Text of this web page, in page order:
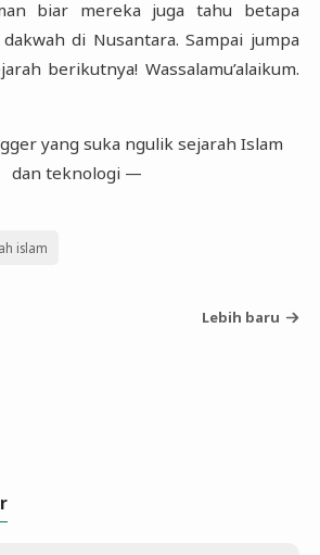
biar mereka juga tahu betapa
di Nusantara. Sampai jumpa
berikutnya! Wassalamu’alaikum.
yang suka ngulik sejarah Islam
dan teknologi —
islam
Lebih baru